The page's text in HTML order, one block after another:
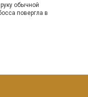
обычной
повергла в